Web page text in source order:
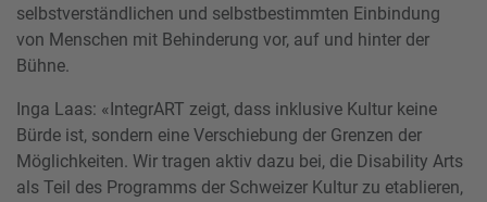
selbstverständlichen und selbstbestimmten Einbindung
von Menschen mit Behinderung vor, auf und hinter der
Bühne.
Inga Laas: «IntegrART zeigt, dass inklusive Kultur keine
Bürde ist, sondern eine Verschiebung der Grenzen der
Möglichkeiten. Wir tragen aktiv dazu bei, die Disability Arts
als Teil des Programms der Schweizer Kultur zu etablieren,